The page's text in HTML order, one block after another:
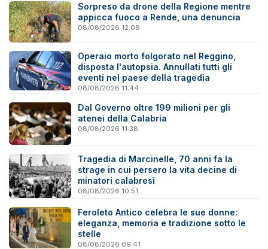
Sorpreso da drone della Regione mentre
appicca fuoco a Rende, una denuncia
08/08/2026 12:08
Operaio morto folgorato nel Reggino,
disposta l'autopsia. Annullati tutti gli
eventi nel paese della tragedia
08/08/2026 11:44
Dal Governo oltre 199 milioni per gli
atenei della Calabria
08/08/2026 11:38
Tragedia di Marcinelle, 70 anni fa la
strage in cui persero la vita decine di
minatori calabresi
08/08/2026 10:51
Feroleto Antico celebra le sue donne:
eleganza, memoria e tradizione sotto le
stelle
08/08/2026 09:41